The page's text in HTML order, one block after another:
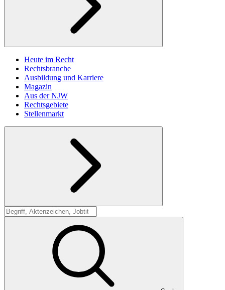
Heute im Recht
Rechtsbranche
Ausbildung und Karriere
Magazin
Aus der NJW
Rechtsgebiete
Stellenmarkt
Suche